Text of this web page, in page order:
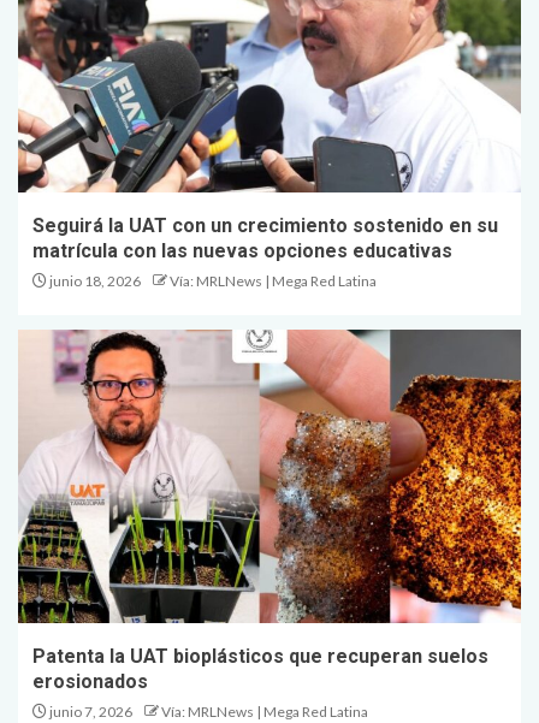
Seguirá la UAT con un crecimiento sostenido en su
matrícula con las nuevas opciones educativas
junio 18, 2026 Vía: MRLNews | Mega Red Latina
Patenta la UAT bioplásticos que recuperan suelos
erosionados
junio 7, 2026 Vía: MRLNews | Mega Red Latina